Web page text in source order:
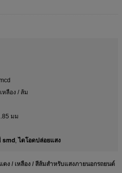
หลือง / ส้ม
มม
smd,ไดโอดปล่อยแสง
ง / เหลือง / สีส้มสำหรับแสงภายนอกรถยนต์